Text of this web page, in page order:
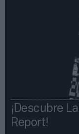
¡Descubre
Report!​​